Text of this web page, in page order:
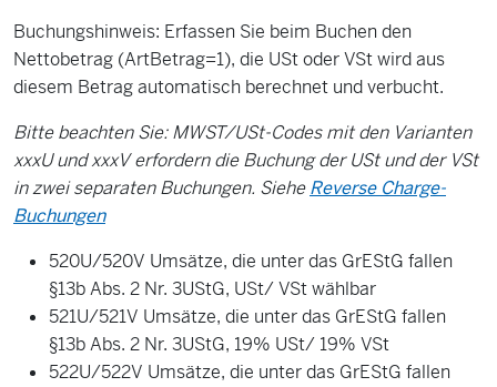
Buchungshinweis: Erfassen Sie beim Buchen den
Nettobetrag (ArtBetrag=1), die USt oder VSt wird aus
diesem Betrag automatisch berechnet und verbucht.
Bitte beachten Sie: MWST/USt-Codes mit den Varianten
xxxU und xxxV erfordern die Buchung der USt und der VSt
in zwei separaten Buchungen. SieheReverse Charge-
Buchungen
520U/520V Umsätze, die unter das GrEStG fallen
§13b Abs. 2 Nr. 3UStG, USt/ VSt wählbar
521U/521V Umsätze, die unter das GrEStG fallen
§13b Abs. 2 Nr. 3UStG, 19% USt/ 19% VSt
522U/522V Umsätze, die unter das GrEStG fallen